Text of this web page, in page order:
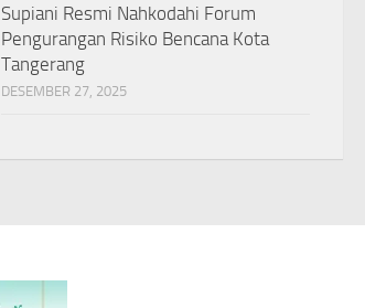
Supiani Resmi Nahkodahi Forum
Pengurangan Risiko Bencana Kota
Tangerang
DESEMBER 27, 2025